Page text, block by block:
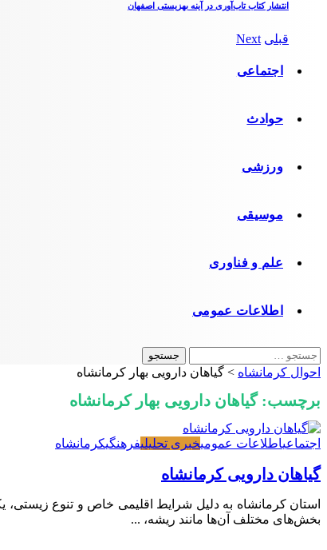
انتشار کتاب تاب‌آوری در آینه بهزیستی اصفهان
قبلی Next
اجتماعی
حوادث
ورزشی
موسیقی
علم و فناوری
اطلاعات عمومی
جستجو
برای:
احوال کرمانشاه > گیاهان دارویی بهار کرمانشاه
برچسب:گیاهان دارویی بهار کرمانشاه
اجتماعیاطلاعات عمومیخبری تحلیلیفرهنگیکرمانشاه
گیاهان دارویی کرمانشاه
استان کرمانشاه به دلیل شرایط اقلیمی خاص و تنوع زیستی،
بخش‌های مختلف آن‌ها مانند ریشه، ...